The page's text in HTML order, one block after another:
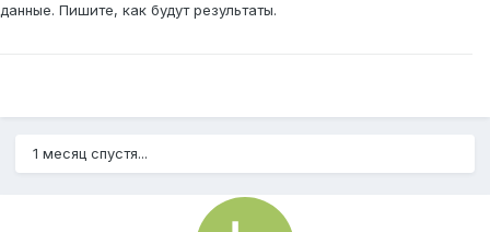
данные. Пишите, как будут результаты.
1 месяц спустя...